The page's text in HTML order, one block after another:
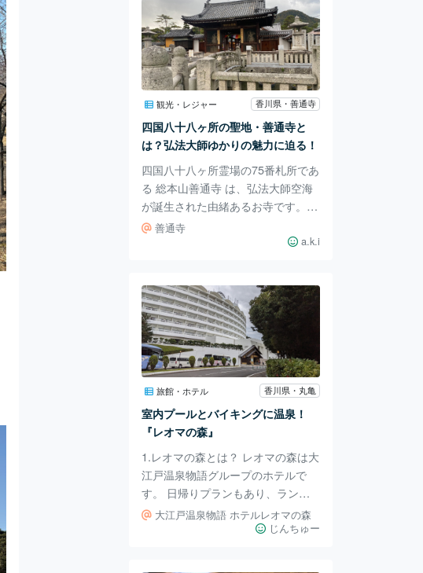
焼きうどん、五平餅、綾川の酒造綾
菊さんのテントなど、ご当地の屋台
も並んでいて見ていてとっても楽し
い🎵 メインの打上花火は野球スタ
ジアムの中で打ち上げるとのこと
で、めちゃくちゃ近くで花火があが
りました！！ こんなに近い花火は
初めてかも…！！ 初めての轟音と
光に驚いたのか、娘は
観光・レジャー 香川県・善通寺
四国八十八ヶ所の聖地・善通寺と
は？弘法大師ゆかりの魅力に迫る！
四国八十八ヶ所霊場の75番札所であ
る 総本山善通寺 は、弘法大師空海
が誕生された由緒あるお寺です。京
都の東寺、和歌山の高野山と並ぶ
「弘法大師三大霊跡」の一つとし
国後、父・佐伯善通が寄進した土地
に建立されました。中国・長安にあ
る青龍寺を模して造られたこの寺
は、807年に創建され、813年に
「善通寺」と命名されました。名前
の由来は、空海の父・善通の名を取
ったものです。 1. 金堂と五重塔 東
院「伽藍」に位置する金堂と五重塔
は、創建当時か
善通寺
a.k.i
旅館・ホテル 香川県・丸亀
室内プールとバイキングに温泉！
『レオマの森』
1.レオマの森とは？ レオマの森は大
江戸温泉物語グループのホテルで
す。 日帰りプランもあり、ランチ
バイキングと温泉、室内プールまで
楽しめてとてもお得です。 2.行って
大江戸温泉物語 ホテルレオマの森
じんちゅー